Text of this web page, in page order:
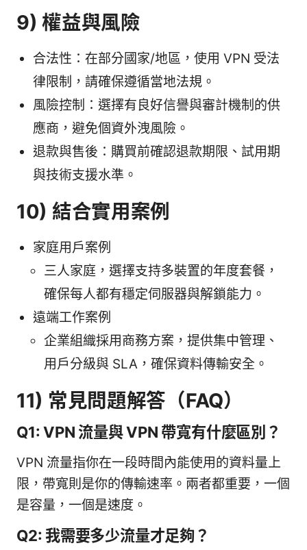
9) 權益與風險
合法性：在部分國家/地區，使用 VPN 受法
律限制，請確保遵循當地法規。
風險控制：選擇有良好信譽與審計機制的供
應商，避免個資外洩風險。
退款與售後：購買前確認退款期限、試用期
與技術支援水準。
10) 結合實用案例
家庭用戶案例
三人家庭，選擇支持多裝置的年度套餐，
確保每人都有穩定伺服器與解鎖能力。
遠端工作案例
企業組織採用商務方案，提供集中管理、
用戶分級與 SLA，確保資料傳輸安全。
11) 常見問題解答（FAQ）
Q1: VPN 流量與 VPN 帶寬有什麼區別？
VPN 流量指你在一段時間內能使用的資料量上
限，帶寬則是你的傳輸速率。兩者都重要，一個
是容量，一個是速度。
Q2: 我需要多少流量才足夠？